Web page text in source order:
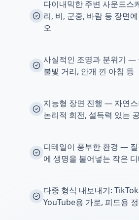
다이내믹한 주변 사운드스
리, 비, 군중, 바람 등 장면
오
사실적인 조명과 분위기 —
불빛 거리, 안개 낀 아침 등
지능형 장면 진행 — 자연
논리적 회전, 설득력 있는
디테일이 풍부한 환경 — 질
에 생명을 불어넣는 작은
다중 형식 내보내기:
YouTube용 가로, 피드용